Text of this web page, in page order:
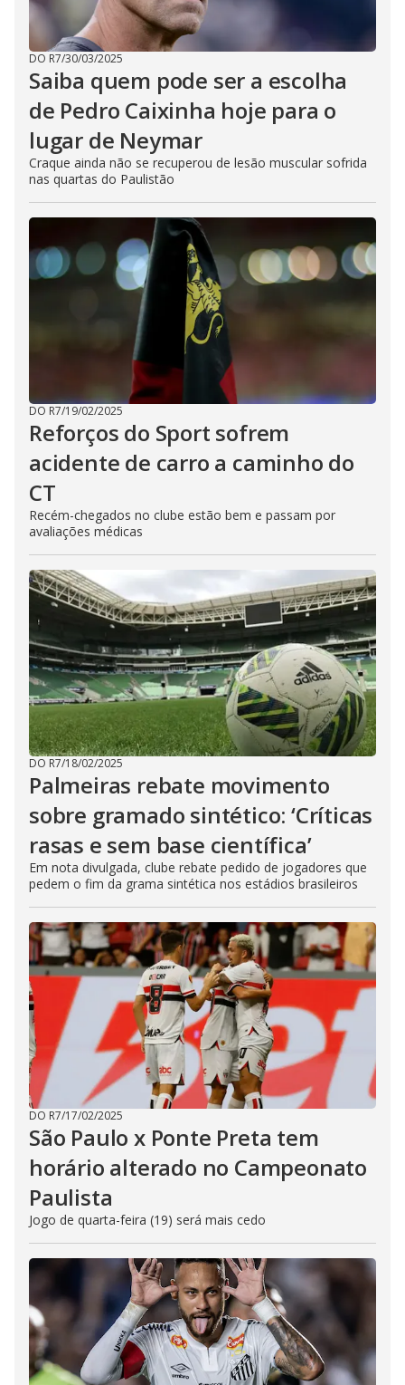
DO R7/30/03/2025
Saiba quem pode ser a escolha
de Pedro Caixinha hoje para o
lugar de Neymar
Craque ainda não se recuperou de lesão muscular sofrida
nas quartas do Paulistão
DO R7/19/02/2025
Reforços do Sport sofrem
acidente de carro a caminho do
CT
Recém-chegados no clube estão bem e passam por
avaliações médicas
DO R7/18/02/2025
Palmeiras rebate movimento
sobre gramado sintético: ‘Críticas
rasas e sem base científica’
Em nota divulgada, clube rebate pedido de jogadores que
pedem o fim da grama sintética nos estádios brasileiros
DO R7/17/02/2025
São Paulo x Ponte Preta tem
horário alterado no Campeonato
Paulista
Jogo de quarta-feira (19) será mais cedo